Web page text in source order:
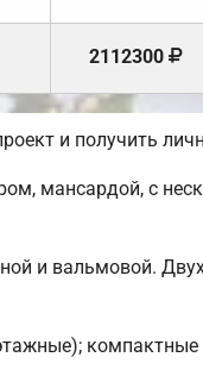
2112300
и получить
мансардой, с
и вальмовой.